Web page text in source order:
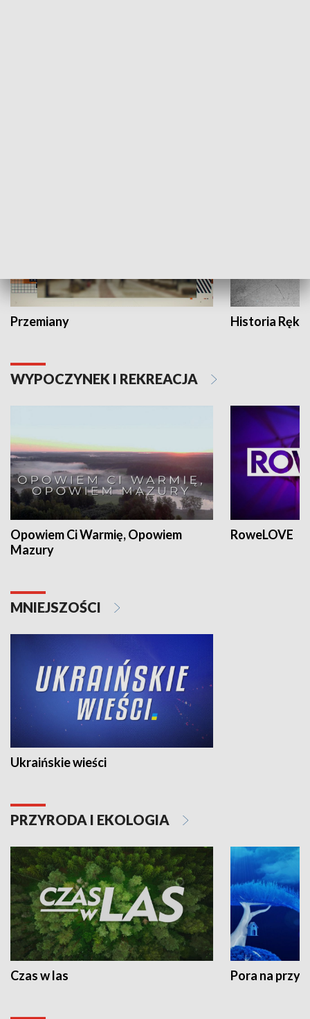
Przemiany Historia Ręką
WYPOCZYNEK I REKREACJA
Opowiem Ci Warmię, Opowiem
Mazury
RoweLOVE
MNIEJSZOŚCI
Ukraińskie wieści
PRZYRODA I EKOLOGIA
Czas w las Pora na